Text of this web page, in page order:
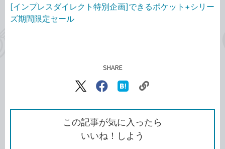
[インプレスダイレクト特別企画]できるポケット+シリー
ズ期間限定セール
SHARE
X（旧
で
シ
ェ
ア
Facebook
シ
ェ
ア
な
ッ
ク
ク
を
コ
この記事が気に入ったら
いいね！しよう